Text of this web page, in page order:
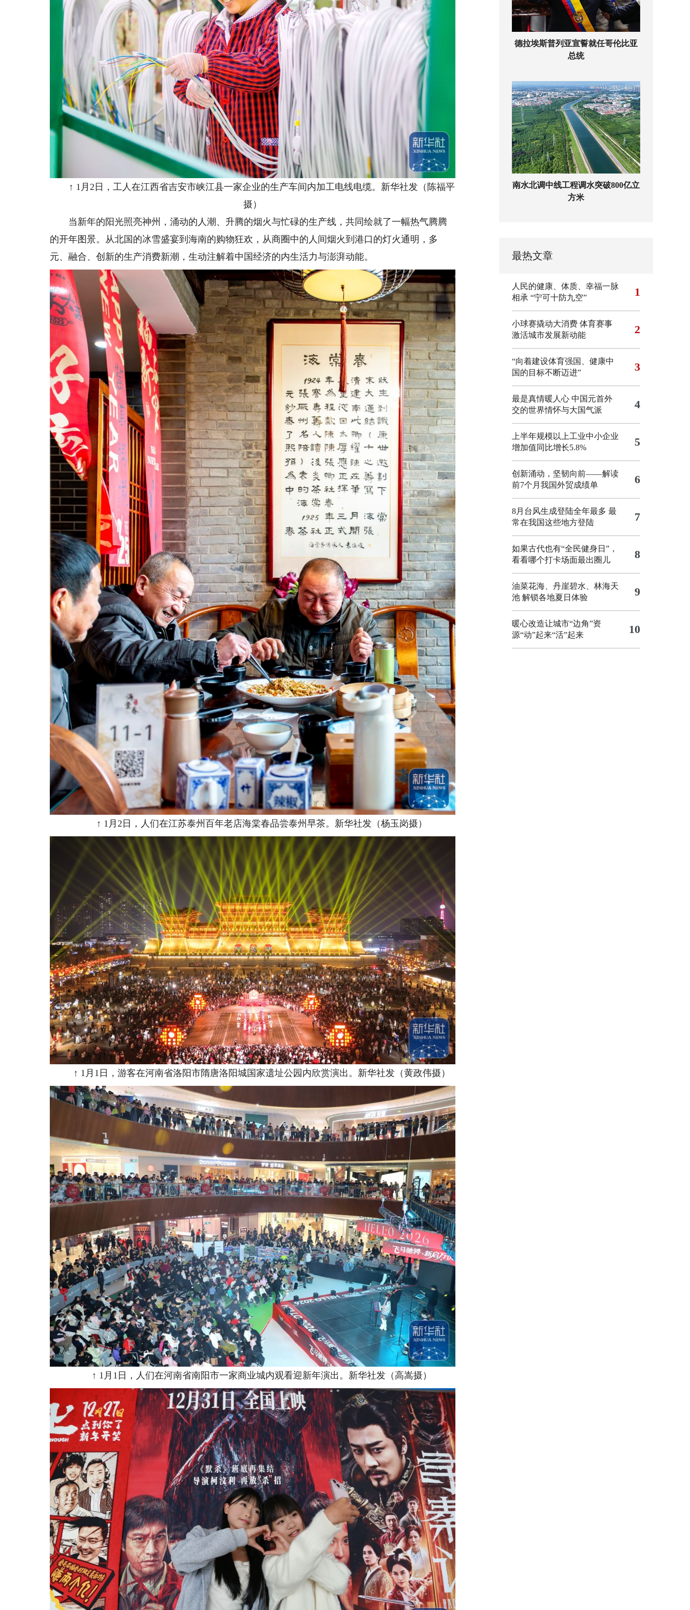
↑ 1月2日，工人在江西省吉安市峡江县一家企业的生产车间内加工电线电缆。新华社发（陈福平
摄）
当新年的阳光照亮神州，涌动的人潮、升腾的烟火与忙碌的生产线，共同绘就了一幅热气腾腾
的开年图景。从北国的冰雪盛宴到海南的购物狂欢，从商圈中的人间烟火到港口的灯火通明，多
元、融合、创新的生产消费新潮，生动注解着中国经济的内生活力与澎湃动能。
↑ 1月2日，人们在江苏泰州百年老店海棠春品尝泰州早茶。新华社发（杨玉岗摄）
↑ 1月1日，游客在河南省洛阳市隋唐洛阳城国家遗址公园内欣赏演出。新华社发（黄政伟摄）
↑ 1月1日，人们在河南省南阳市一家商业城内观看迎新年演出。新华社发（高嵩摄）
德拉埃斯普列亚宣誓就任哥伦比亚
总统
南水北调中线工程调水突破800亿立
方米
最热文章
人民的健康、体质、幸福一脉
相承 “宁可十防九空” 1
小球赛撬动大消费 体育赛事
激活城市发展新动能
2
“向着建设体育强国、健康中
国的目标不断迈进”
3
最是真情暖人心 中国元首外
交的世界情怀与大国气派
4
上半年规模以上工业中小企业
增加值同比增长5.8%
5
创新涌动，坚韧向前——解读
前7个月我国外贸成绩单
6
8月台风生成登陆全年最多 最
常在我国这些地方登陆
7
如果古代也有“全民健身日”，
看看哪个打卡场面最出圈儿
8
油菜花海、丹崖碧水、林海天
池 解锁各地夏日体验
9
暖心改造让城市“边角”资
源“动”起来“活”起来
10